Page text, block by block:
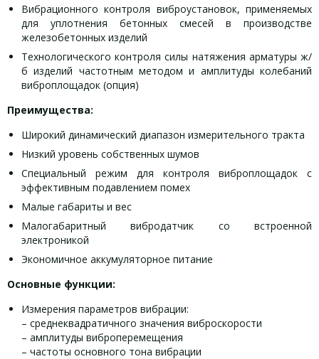
Вибрационного контроля виброустановок, применяемых
для уплотнения бетонных смесей в производстве
железобетонных изделий
Технологического контроля силы натяжения арматуры ж/
б изделий частотным методом и амплитуды колебаний
виброплощадок (опция)
Преимущества:
Широкий динамический диапазон измерительного тракта
Низкий уровень собственных шумов
Специальный режим для контроля виброплощадок с
эффективным подавлением помех
Малые габариты и вес
Малогабаритный вибродатчик со встроенной
электроникой
Экономичное аккумуляторное питание
Основные функции:
Измерения параметров вибрации:
– среднеквадратичного значения виброскорости
– амплитуды виброперемещения
– частоты основного тона вибрации